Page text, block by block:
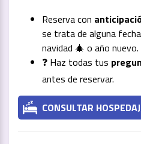
Reserva con
se trata de alguna
navidad 🎄 o año nuevo.
❓ Haz todas tus
antes de reservar.
CONSULTAR